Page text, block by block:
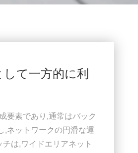
て一方的に利
要素であり,通常はバック
,ネットワークの円滑な運
は,ワイドエリアネット